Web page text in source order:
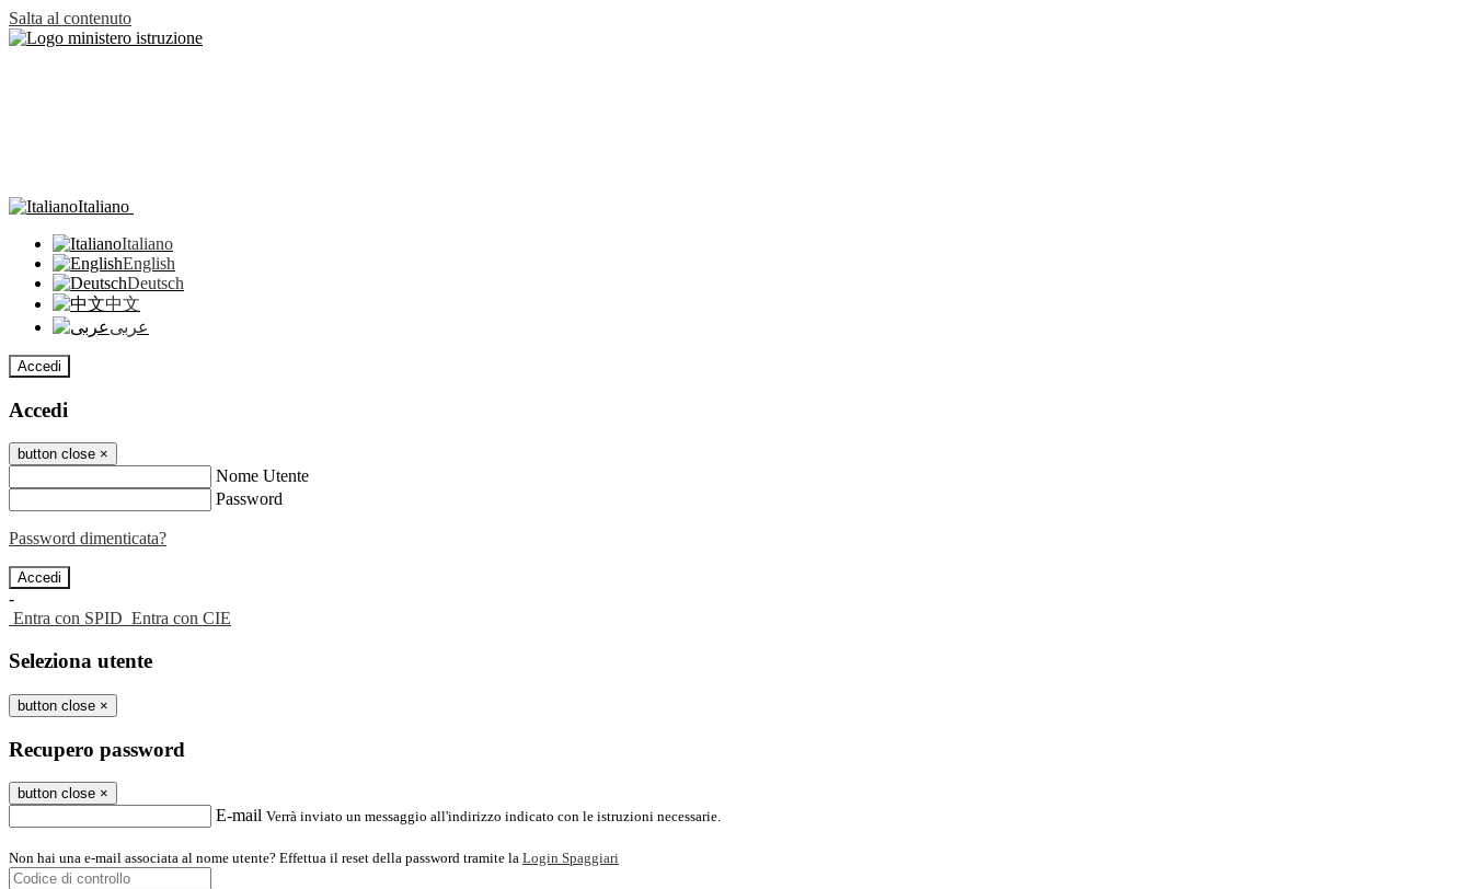
Salta al contenuto
Italiano
Italiano
English
Deutsch
中文
عربى
Accedi
Accedi
button close ×
Nome Utente
Password
Password dimenticata?
-
Entra con SPID Entra con CIE
Seleziona utente
button close ×
Recupero password
button close ×
E-mail Verrà inviato un messaggio all'indirizzo indicato con le istruzioni necessarie.
Non hai una e-mail associata al nome utente? Effettua il reset della password tramite la Login Spaggiari